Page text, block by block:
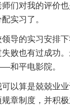
们对我的评价
实习了。
导的实习安排
败也有过成功
和平电影院。
以算是兢兢业
章制度，并积